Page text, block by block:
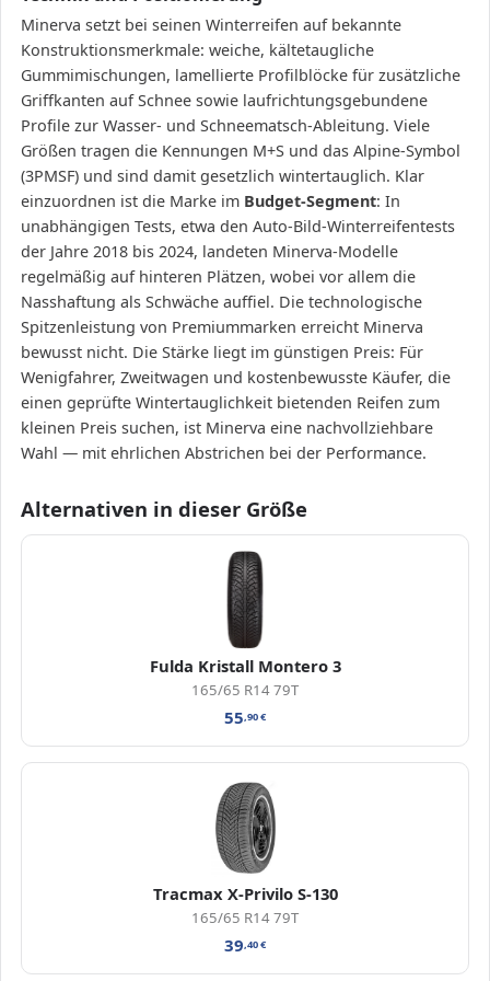
Minerva setzt bei seinen Winterreifen auf bekannte
Konstruktionsmerkmale: weiche, kältetaugliche
Gummimischungen, lamellierte Profilblöcke für zusätzliche
Griffkanten auf Schnee sowie laufrichtungsgebundene
Profile zur Wasser- und Schneematsch-Ableitung. Viele
Größen tragen die Kennungen M+S und das Alpine-Symbol
(3PMSF) und sind damit gesetzlich wintertauglich. Klar
einzuordnen ist die Marke im Budget-Segment: In
unabhängigen Tests, etwa den Auto-Bild-Winterreifentests
der Jahre 2018 bis 2024, landeten Minerva-Modelle
regelmäßig auf hinteren Plätzen, wobei vor allem die
Nasshaftung als Schwäche auffiel. Die technologische
Spitzenleistung von Premiummarken erreicht Minerva
bewusst nicht. Die Stärke liegt im günstigen Preis: Für
Wenigfahrer, Zweitwagen und kostenbewusste Käufer, die
einen geprüfte Wintertauglichkeit bietenden Reifen zum
kleinen Preis suchen, ist Minerva eine nachvollziehbare
Wahl — mit ehrlichen Abstrichen bei der Performance.
Alternativen in dieser Größe
Fulda Kristall Montero 3
165/65 R14 79T
55,90€
Tracmax X-Privilo S-130
165/65 R14 79T
39,40€